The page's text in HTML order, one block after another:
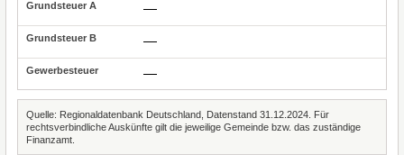
—
—
—
Quelle: Regionaldatenbank Deutschland, Datenstand 31.12.2024. Für
rechtsverbindliche Auskünfte gilt die jeweilige Gemeinde bzw. das zuständige
Finanzamt.